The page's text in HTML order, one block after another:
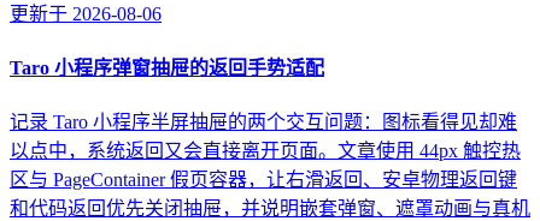
更新于 2026-08-06
Taro 小程序弹窗抽屉的返回手势适配
记录 Taro 小程序半屏抽屉的两个交互问题：图标看得见却难
以点中，系统返回又会直接离开页面。文章使用 44px 触控热
区与 PageContainer 假页容器，让右滑返回、安卓物理返回键
和代码返回优先关闭抽屉，并说明嵌套弹窗、遮罩动画与真机